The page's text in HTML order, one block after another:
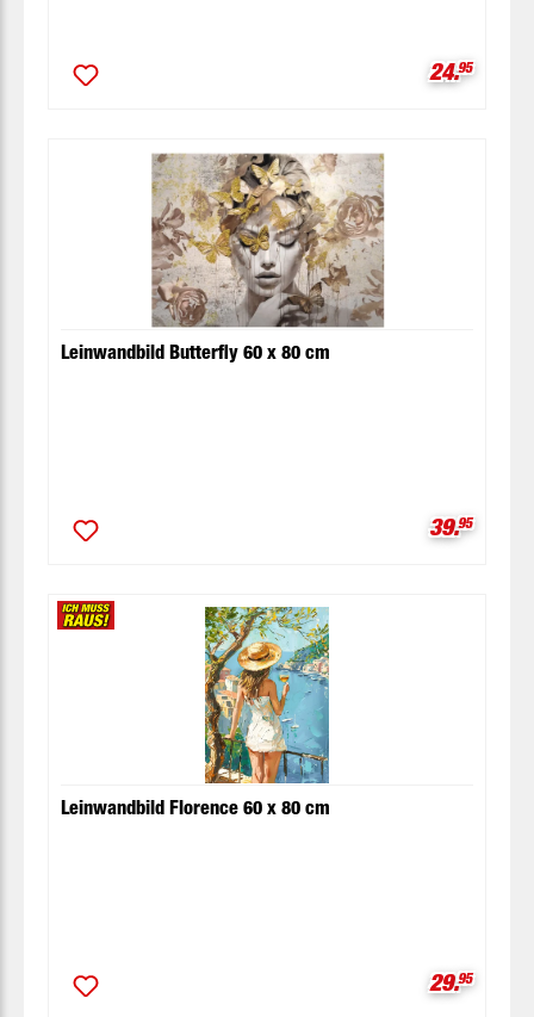
24.95
Leinwandbild Butterfly 60 x 80 cm
39.95
Leinwandbild Florence 60 x 80 cm
29.95